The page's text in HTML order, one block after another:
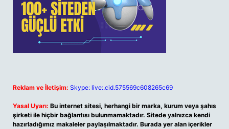
Reklam ve İletişim: Skype: live:.cid.575569c608265c69
Yasal Uyarı: Bu internet sitesi, herhangi bir marka, kurum veya şahıs
şirketi ile hiçbir bağlantısı bulunmamaktadır. Sitede yalnızca kendi
hazırladığımız makaleler paylaşılmaktadır. Burada yer alan içerikler